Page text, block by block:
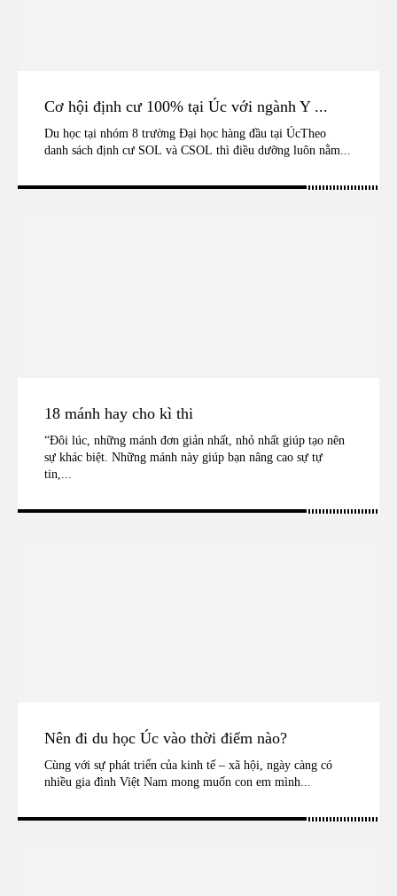
Cơ hội định cư 100% tại Úc với ngành Y ...
Du học tại nhóm 8 trường Đại học hàng đầu tại ÚcTheo
danh sách định cư SOL và CSOL thì điều dưỡng luôn nằm...
18 mánh hay cho kì thi
“Đôi lúc, những mánh đơn giản nhất, nhỏ nhất giúp tạo nên
sự khác biệt. Những mánh này giúp bạn nâng cao sự tự
tin,...
Nên đi du học Úc vào thời điểm nào?
Cùng với sự phát triển của kinh tế – xã hội, ngày càng có
nhiều gia đình Việt Nam mong muốn con em mình...